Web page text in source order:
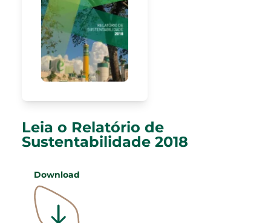
Leia o Relatório de
Sustentabilidade 2018
Download